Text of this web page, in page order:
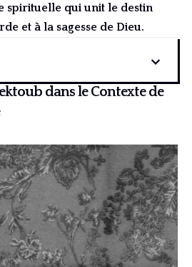
spirituelle qui unit le destin
et à la sagesse de Dieu.
dans le Contexte de